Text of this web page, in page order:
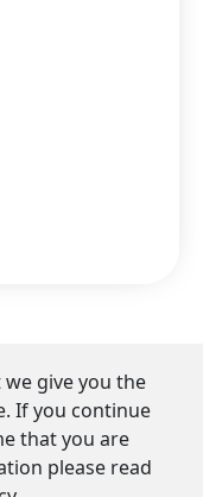
give you the
If you continue
that you are
please read